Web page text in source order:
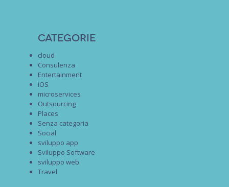
Categorie
cloud
Consulenza
Entertainment
iOS
microservices
Outsourcing
Places
Senza categoria
Social
sviluppo app
Sviluppo Software
sviluppo web
Travel